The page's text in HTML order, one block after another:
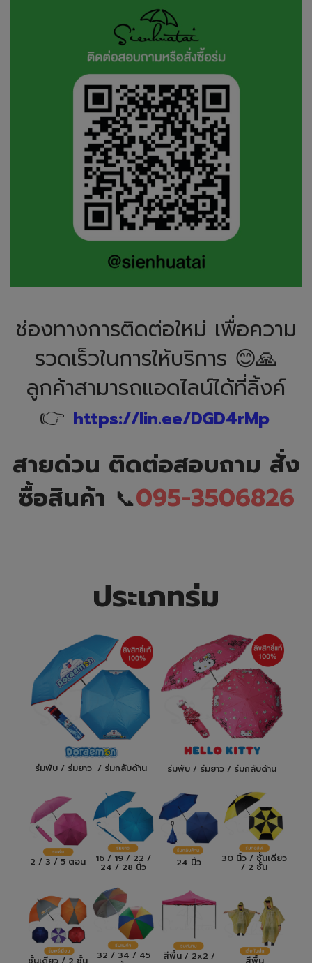
ช่องทางการติดต่อใหม่ เพื่อความ
รวดเร็วในการให้บริการ 😊🙏
ลูกค้าสามารถแอดไลน์ได้ที่ลิ้งค์
👉 https://lin.ee/DGD4rMp
สายด่วน ติดต่อสอบถาม สั่ง
ซื้อสินค้า 📞095-3506826
ประเภทร่ม
ร่มพับ / ร่มยาว / ร่มกลับด้าน ร่มพับ / ร่มยาว / ร่มกลับด้าน
2 / 3 / 5 ตอน 16 / 19 / 22 /
24 / 28 นิ้ว 24 นิ้ว 30 นิ้ว / ชั้นเดียว
/ 2 ชั้น
32 / 34 / 45
สีพื้น / 2x2 /